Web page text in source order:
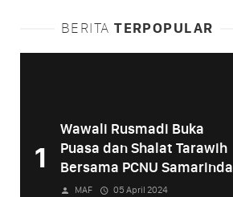
BERITA TERPOPULAR
1
Wawali Rusmadi Buka
Puasa dan Shalat Tarawih
Bersama PCNU Samarinda
MAF 05 April 2024